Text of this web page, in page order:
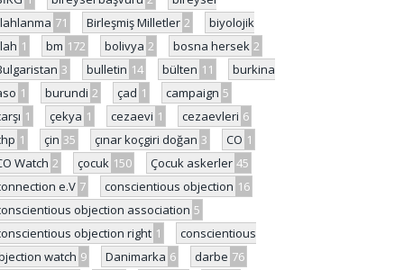
71 Birleşmiş Milletler 2
biyolojik
1 bm 172 bolivya 2 bosna hersek 2
3 bulletin 14 bülten 11
burkina
1 burundi 2 çad 1 campaign 5
1 çekya 1 cezaevi 1 cezaevleri 6
1 çin 35 çınar koçgiri doğan 3 CO 1
Watch 2 çocuk 150 Çocuk askerler 45
e.V 7 conscientious objection 16
objection association 5
objection right 1
conscientious
watch 9 Danimarka 6 darbe 76